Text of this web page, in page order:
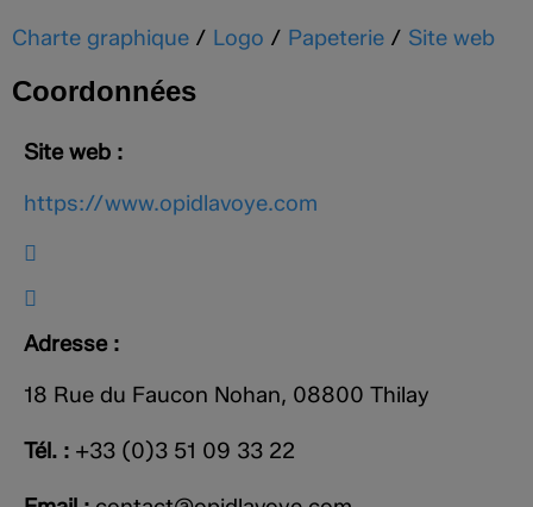
Charte graphique / Logo / Papeterie / Site web
Coordonnées
Site web :
https://www.opidlavoye.com
Adresse :
18 Rue du Faucon Nohan, 08800 Thilay
Tél. : +33 (0)3 51 09 33 22